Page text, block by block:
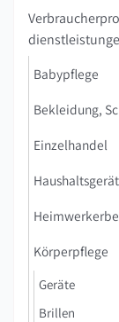
Babypflege
Bekleidung,
Einzelhandel
Körperpflege
Geräte
Brillen